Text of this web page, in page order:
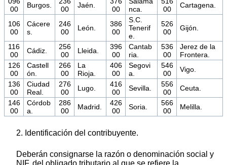
00
Burgos.
00
Jaén.
00
nca.
00
Cartagena.
106
00
Cácere
s.
246
00
León.
386
00
S.C.
Tenerif
e.
526
00
Gijón.
116
00
Cádiz.
256
00
Lleida.
396
00
Cantab
ria.
536
00
Jerez de la
Frontera.
126
00
Castell
ón.
266
00
La
Rioja.
406
00
Segovi
a.
546
00
Vigo.
136
00
Ciudad
Real.
276
00
Lugo.
416
00
Sevilla.
556
00
Ceuta.
146
00
Córdob
a.
286
00
Madrid.
426
00
Soria.
566
00
Melilla.
2. Identificación del contribuyente.
Deberán consignarse la razón o denominación social y